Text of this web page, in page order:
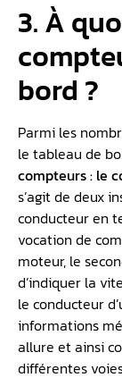
3. À
bord ?
Parmi les
le tableau de
compteurs : le
s’agit de deux
conducteur en
vocation de
moteur, le
d’indiquer la
le conducteur
informations
allure et ainsi
différentes